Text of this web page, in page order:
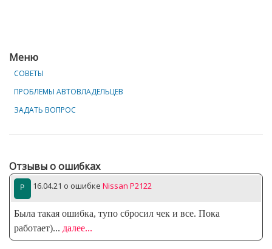
Меню
СОВЕТЫ
ПРОБЛЕМЫ АВТОВЛАДЕЛЬЦЕВ
ЗАДАТЬ ВОПРОС
Отзывы о ошибках
16.04.21 о ошибке Nissan P2122
Была такая ошибка, тупо сбросил чек и все. Пока
работает)... далее...